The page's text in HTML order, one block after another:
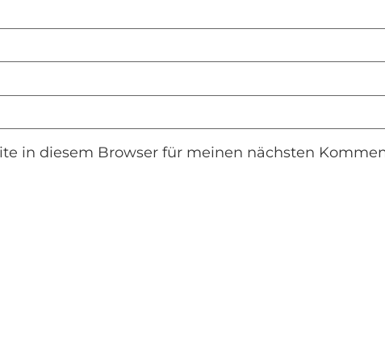
in diesem Browser für meinen nächsten